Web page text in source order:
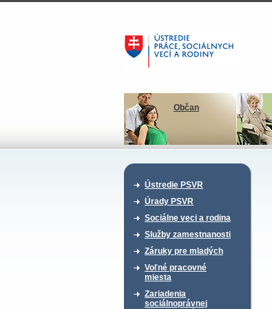
Občan
Ústredie PSVR
Úrady PSVR
Sociálne veci a rodina
Služby zamestnanosti
Záruky pre mladých
Voľné pracovné
miesta
Zariadenia
sociálnoprávnej